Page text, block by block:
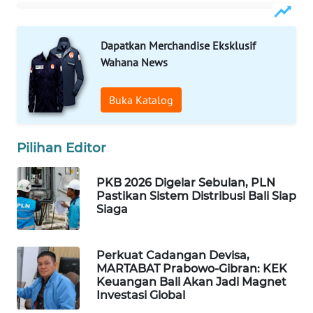
Dapatkan Merchandise Eksklusif
Wahana News
Buka Katalog
Pilihan Editor
PKB 2026 Digelar Sebulan, PLN
Pastikan Sistem Distribusi Bali Siap
Siaga
Perkuat Cadangan Devisa,
MARTABAT Prabowo-Gibran: KEK
Keuangan Bali Akan Jadi Magnet
Investasi Global
DESA
WISATA
LAPAK
WAHANA
Wahana
KONSUMEN
LISTRIK
MASYARAKAT
KELISTRIKAN
WALINKI